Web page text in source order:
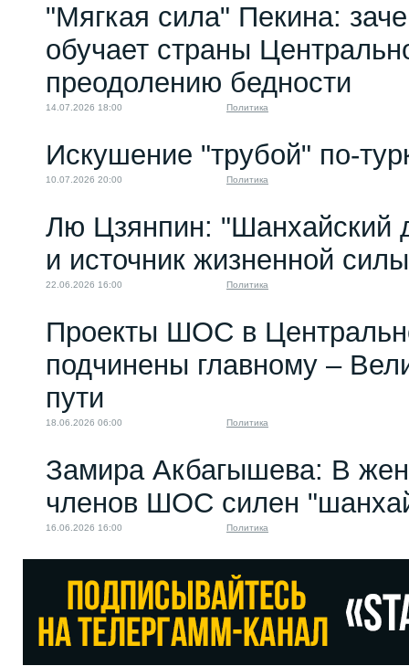
"Мягкая сила" Пекина:
обучает страны
преодолению бедности
14.07.2026 18:00 Политика
Искушение "трубой" по-
10.07.2026 20:00 Политика
Лю Цзянпин: "Шанхайский
и источник жизненной
22.06.2026 16:00 Политика
Проекты ШОС в
подчинены главному –
пути
18.06.2026 06:00 Политика
Замира Акбагышева: В
членов ШОС силен
16.06.2026 16:00 Политика